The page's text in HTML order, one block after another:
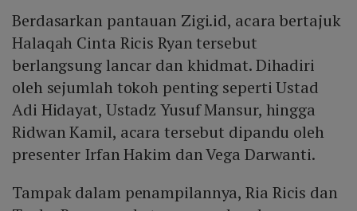
Berdasarkan pantauan Zigi.id, acara bertajuk
Halaqah Cinta Ricis Ryan tersebut
berlangsung lancar dan khidmat. Dihadiri
oleh sejumlah tokoh penting seperti Ustad
Adi Hidayat, Ustadz Yusuf Mansur, hingga
Ridwan Kamil, acara tersebut dipandu oleh
presenter Irfan Hakim dan Vega Darwanti.
Tampak dalam penampilannya, Ria Ricis dan